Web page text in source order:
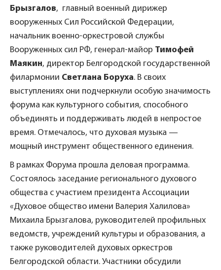
Брызгалов, главный военный дирижер
вооруженных Сил Российской Федерации,
начальник военно-оркестровой службы
Вооруженных сил РФ, генерал-майор Тимофей
Маякин, директор Белгородской государственной
филармонии Светлана Боруха. В своих
выступлениях они подчеркнули особую значимость
форума как культурного события, способного
объединять и поддерживать людей в непростое
время. Отмечалось, что духовая музыка —
мощный инструмент общественного единения.
В рамках Форума прошла деловая программа.
Состоялось заседание регионального духового
общества с участием президента Ассоциации
«Духовое общество имени Валерия Халилова»
Михаила Брызгалова, руководителей профильных
ведомств, учреждений культуры и образования, а
также руководителей духовых оркестров
Белгородской области. Участники обсудили